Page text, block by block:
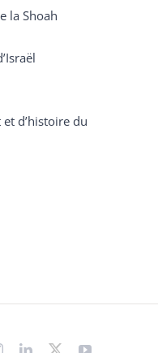
la Shoah
et d’histoire du
InstagramLinkedIn
X YouTube